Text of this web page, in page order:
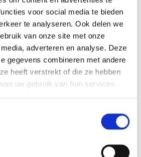
voor social media te bieden
te analyseren. Ook delen we
van onze site met onze
adverteren en analyse. Deze
gegevens combineren met andere
heeft verstrekt of die ze hebben
uw gebruik van hun services.
16,00 kg
72 cm
22 cm
60 cm
63,91 cm